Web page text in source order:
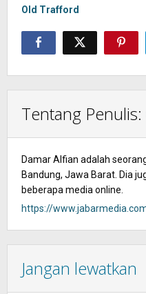
Old Trafford
Tentang Penulis:
Damar Alfian adalah
Bandung, Jawa Barat. Dia
beberapa media online.
https://
Jangan lewatkan